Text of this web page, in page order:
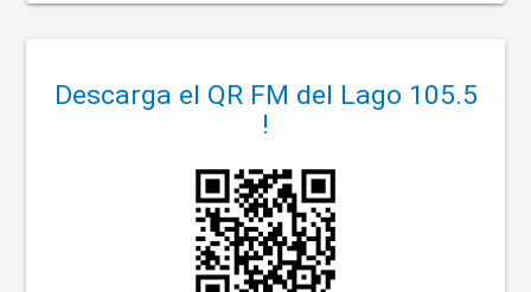
Descarga el QR FM del Lago 105.5
!